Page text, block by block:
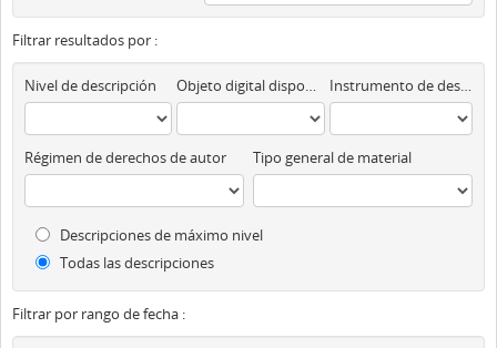
Filtrar resultados por :
Nivel de descripción Objeto digital disponibles Instrumento de descripción
Régimen de derechos de autor Tipo general de material
Descripciones de máximo nivel
Todas las descripciones
Filtrar por rango de fecha :